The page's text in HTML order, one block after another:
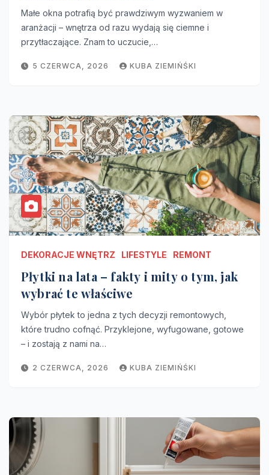
Małe okna potrafią być prawdziwym wyzwaniem w
aranżacji – wnętrza od razu wydają się ciemne i
przytłaczające. Znam to uczucie,…
5 CZERWCA, 2026 KUBA ZIEMIŃŚKI
DEKORACJE WNĘTRZ LIFESTYLE REMONT
Płytki na lata – fakty i mity o tym, jak
wybrać te właściwe
Wybór płytek to jedna z tych decyzji remontowych,
które trudno cofnąć. Przyklejone, wyfugowane, gotowe
– i zostają z nami na…
2 CZERWCA, 2026 KUBA ZIEMIŃŚKI